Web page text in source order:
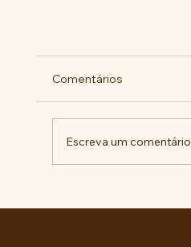
Comentários
Escreva um comentário